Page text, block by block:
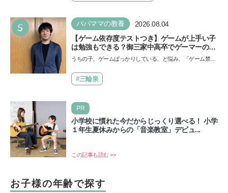
5 パパママの教養 2026.08.04
【ゲーム依存度テストつき】ゲームが上手い子
は勉強もできる？御三家中高卒でゲーマーの医
師・阿部智史さんが教えるゲームしながら受験
うちの子、ゲームばっかりしている、と悩み、「ゲーム禁
も…#三輪泉
PR
小学校に慣れた今だからじっくり選べる！ 小学
１年生夏休みからの「音楽教室」デビュ...
この記事も読む >>
お子様の年齢で探す